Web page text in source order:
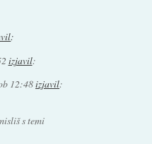
:
izjavil:
12:48izjavil:
s temi